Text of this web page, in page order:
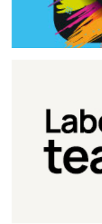
Laboratorio di